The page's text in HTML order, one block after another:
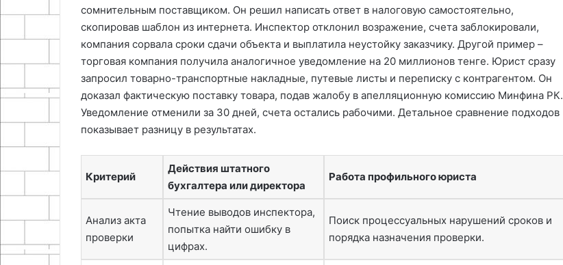
сомнительным поставщиком. Он решил написать ответ в налоговую самостоятельно,
скопировав шаблон из интернета. Инспектор отклонил возражение, счета заблокировали,
компания сорвала сроки сдачи объекта и выплатила неустойку заказчику. Другой пример –
торговая компания получила аналогичное уведомление на 20 миллионов тенге. Юрист сразу
запросил товарно-транспортные накладные, путевые листы и переписку с контрагентом. Он
доказал фактическую поставку товара, подав жалобу в апелляционную комиссию Минфина РК.
Уведомление отменили за 30 дней, счета остались рабочими. Детальное сравнение подходов
показывает разницу в результатах.
Критерий
Действия штатного
бухгалтера или директора
Работа профильного юриста
Анализ акта
проверки
Чтение выводов инспектора,
попытка найти ошибку в
цифрах.
Поиск процессуальных нарушений сроков и
порядка назначения проверки.